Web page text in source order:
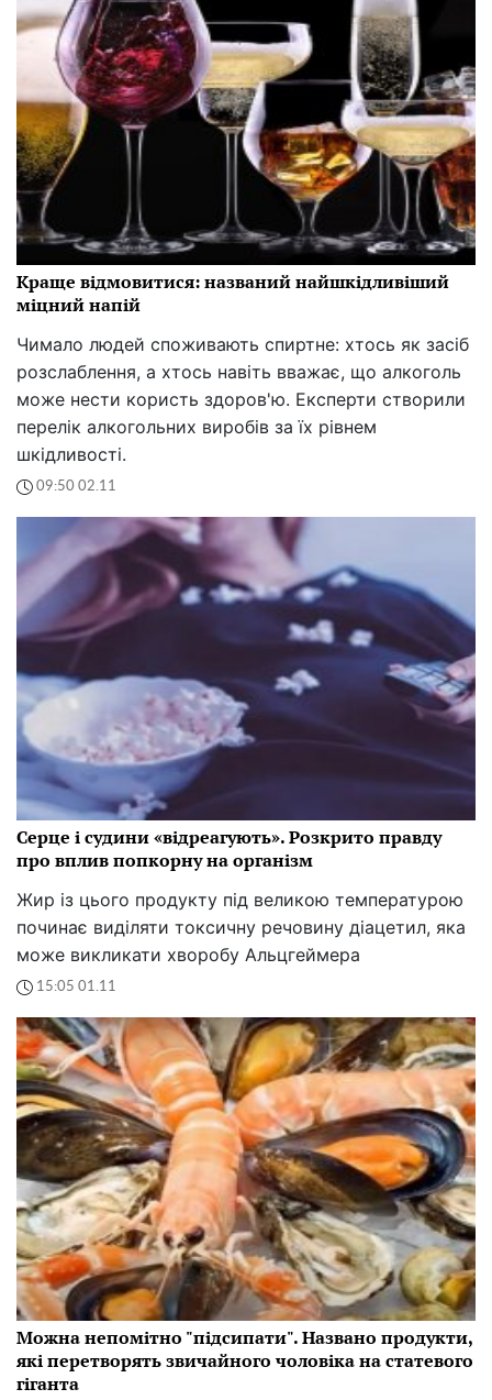
Краще відмовитися: названий найшкідливіший
міцний напій
Чимало людей споживають спиртне: хтось як засіб
розслаблення, а хтось навіть вважає, що алкоголь
може нести користь здоров'ю. Експерти створили
перелік алкогольних виробів за їх рівнем
шкідливості.
09:50 02.11
Серце і судини «відреагують». Розкрито правду
про вплив попкорну на організм
Жир із цього продукту під великою температурою
починає виділяти токсичну речовину діацетил, яка
може викликати хворобу Альцгеймера
15:05 01.11
Можна непомітно "підсипати". Названо продукти,
які перетворять звичайного чоловіка на статевого
гіганта